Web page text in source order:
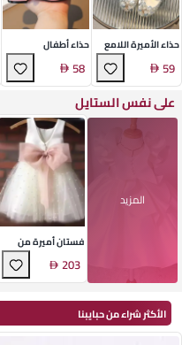
حذاء الأميرة اللامع
59
حذاء أطفال
كلاسيكي من الجلد
58
على نفس الستايل
المزيد
فستان أميرة من
الكتان النقي
203
الأكثر شراء من حبايبنا